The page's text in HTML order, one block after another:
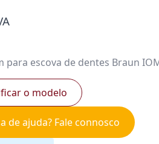
para escova de dentes Braun
o modelo
de ajuda? Fale connosco